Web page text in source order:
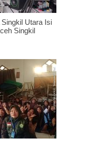
Utara Isi
Singkil